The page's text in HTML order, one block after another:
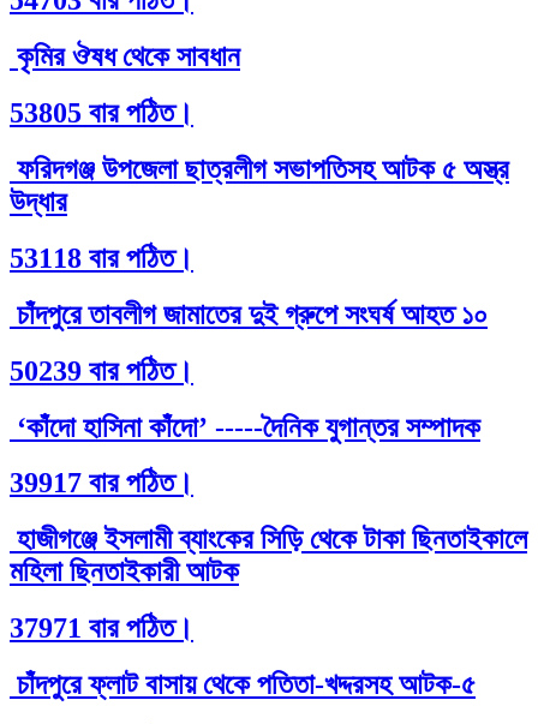
কৃমির ঔষধ থেকে সাবধান
53805 বার পঠিত।
ফরিদগঞ্জ উপজেলা ছাত্রলীগ সভাপতিসহ আটক ৫ অস্ত্র
উদ্ধার
53118 বার পঠিত।
চাঁদপুরে তাবলীগ জামাতের দুই গ্রুপে সংঘর্ষ আহত ১০
50239 বার পঠিত।
‘কাঁদো হাসিনা কাঁদো’ -----দৈনিক যুগান্তর সম্পাদক
39917 বার পঠিত।
হাজীগঞ্জে ইসলামী ব্যাংকের সিড়ি থেকে টাকা ছিনতাইকালে
মহিলা ছিনতাইকারী আটক
37971 বার পঠিত।
চাঁদপুরে ফ্লাট বাসায় থেকে পতিতা-খদ্দরসহ আটক-৫